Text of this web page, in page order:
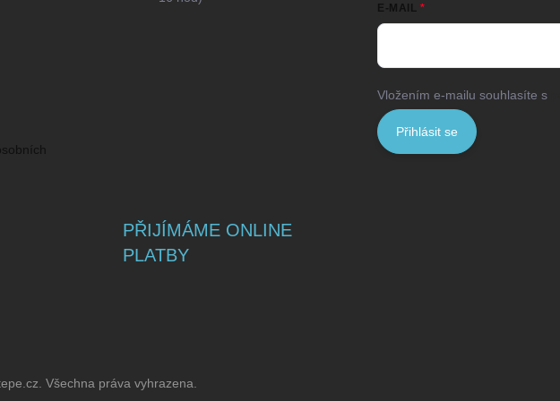
E-MAIL
Vložením e-mailu souhlasíte s
Přihlásit se
PŘIJÍMÁME ONLINE
PLATBY
. Všechna práva vyhrazena.